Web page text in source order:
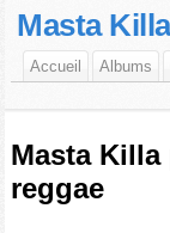
Masta Killa
Accueil Albums
Masta
reggae